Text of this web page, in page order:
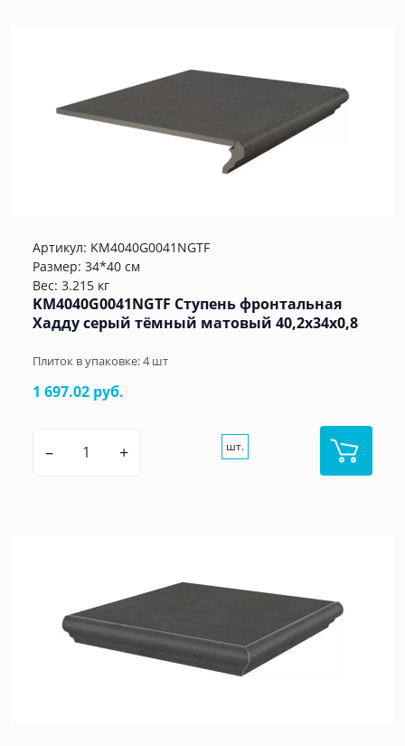
Артикул: KM4040G0041NGTF
Размер: 34*40 см
Вес: 3.215 кг
KM4040G0041NGTF Ступень фронтальная
Хадду серый тёмный матовый 40,2x34x0,8
Плиток в упаковке:4шт
1 697.02 руб.
– + шт.